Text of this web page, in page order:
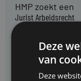
HMP zoekt een
Jurist Arbeidsrecht
Gemeente
Juridisch Adviseur
Deze
van
Deze